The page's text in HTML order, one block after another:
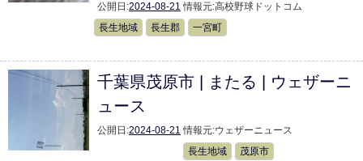
公開日:2024-08-21 情報元:高校野球ドットコム
長生地域
長生郡 一宮町
千葉県茂原市 | またる | ウェザーニ
ュース
公開日:2024-08-21 情報元:ウェザーニュース
長生地域
茂原市